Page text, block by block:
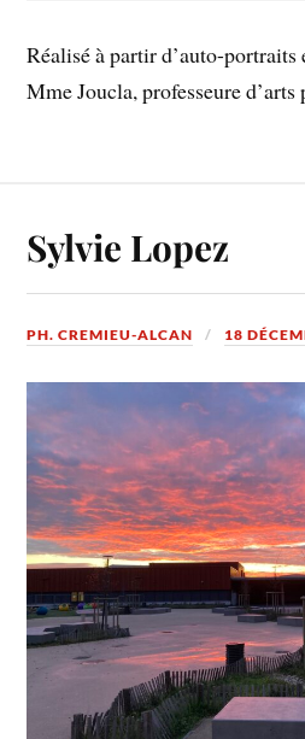
Réalisé à partir d’auto-portraits
Mme Joucla, professeure
Sylvie Lopez
PH. CREMIEU-ALCAN 18